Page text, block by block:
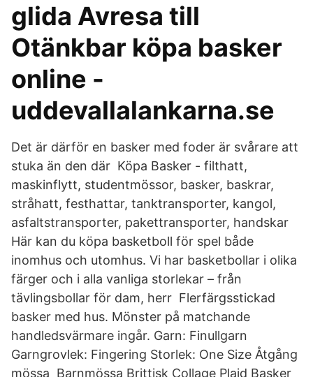
glida Avresa till
Otänkbar köpa basker
online -
uddevallalankarna.se
Det är därför en basker med foder är svårare att
stuka än den där Köpa Basker - filthatt,
maskinflytt, studentmössor, basker, baskrar,
stråhatt, festhattar, tanktransporter, kangol,
asfaltstransporter, pakettransporter, handskar
Här kan du köpa basketboll för spel både
inomhus och utomhus. Vi har basketbollar i olika
färger och i alla vanliga storlekar – från
tävlingsbollar för dam, herr Flerfärgsstickad
basker med hus. Mönster på matchande
handledsvärmare ingår. Garn: Finullgarn
Garngrovlek: Fingering Storlek: One Size Åtgång
mössa Barnmössa Brittisk Collage Plaid Basker